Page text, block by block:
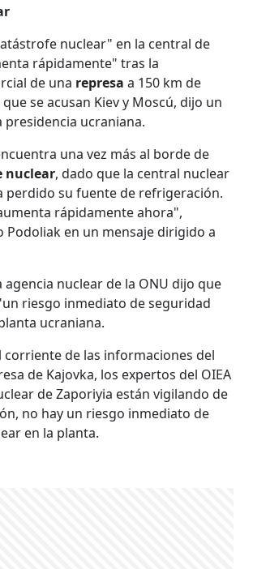
nuclear" en la central de
rápidamente" tras la
de una represa a 150 km de
se acusan Kiev y Moscú, dijo un
presidencia ucraniana.
una vez más al borde de
nuclear, dado que la central nuclear
perdido su fuente de refrigeración.
rápidamente ahora",
Podoliak en un mensaje dirigido a
agencia nuclear de la ONU dijo que
riesgo inmediato de seguridad
ucraniana.
corriente de las informaciones del
de Kajovka, los expertos del OIEA
de Zaporiyia están vigilando de
no hay un riesgo inmediato de
en la planta.